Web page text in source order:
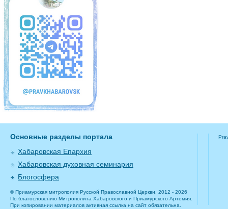
Основные разделы портала
Хабаровская Епархия
Хабаровская духовная семинария
Блогосфера
© Приамурская митрополия Русской Православной Церкви, 2012 - 2026
По благословению Митрополита Хабаровского и Приамурского Артемия.
При копировании материалов активная ссылка на сайт обязательна.